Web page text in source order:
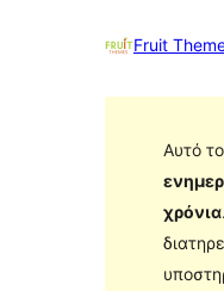
Fruit
Αυτό
χρόνια